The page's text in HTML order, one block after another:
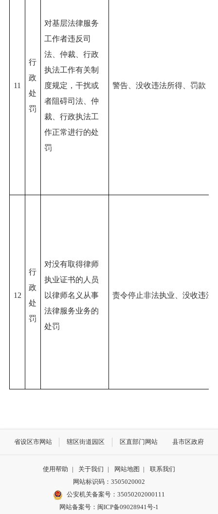
11
行
政
处
罚
对基层法律服务
工作者违反司
法、仲裁、行政
执法工作有关制
度规定，干扰或
者阻碍司法、仲
裁、行政执法工
作正常进行的处
罚
警告、没收违法所得、罚款
12
行
政
处
罚
对没有取得律师
执业证书的人员
以律师名义从事
法律服务业务的
处罚
责令停止非法执业、没收违法
省设区市网站 辖区街道园区 区直部门网站 县市区政府
使用帮助 | 关于我们 | 网站地图 |
联系我们
网站标识码：3505020002
公安机关备案号：35050202000111
网站备案号：闽ICP备09028941号-1